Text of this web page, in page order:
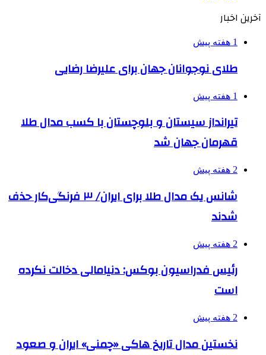
آخرین اخبار
1 هفته پیش
طلای نوجوانان جهان برای علیرضا رضایی
1 هفته پیش
تیرانداز سیستان و بلوچستان با کسب مدال طلا
قهرمان جهان شد
2 هفته پیش
شانس یک مدال طلا برای ایران/ ۳ فرنگی‌کار حذف
شدند
2 هفته پیش
رئیس فدراسیون بوکس: دنیامالی دخالت نکرده
است
2 هفته پیش
نخستین مدال تاریخ هاکی «چمنی» ایران و صعود